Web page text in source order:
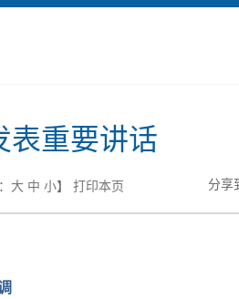
表重要讲话
大 中 小】 打印本页 分享